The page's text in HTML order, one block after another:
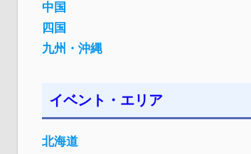
中国
四国
九州・沖縄
イベント・エリア
北海道